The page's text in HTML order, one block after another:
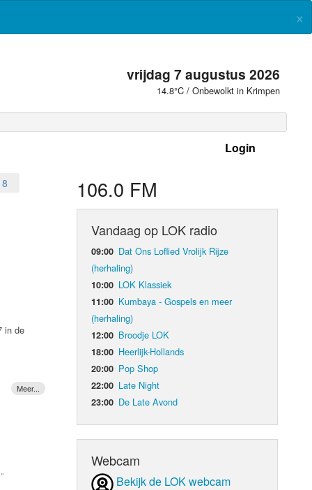
×
vrijdag 7 augustus 2026
14.8°C / Onbewolkt in Krimpen
Login
in de
106.0 FM
Vandaag op LOK radio
09:00 Dat Ons Loflied Vrolijk Rijze
(herhaling)
10:00 LOK Klassiek
11:00 Kumbaya - Gospels en meer
(herhaling)
12:00 Broodje LOK
18:00 Heerlijk-Hollands
20:00 Pop Shop
22:00 Late Night
23:00 De Late Avond
Webcam
Bekijk de LOK webcam